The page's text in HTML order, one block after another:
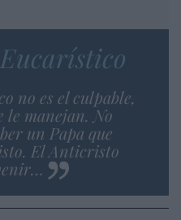
no es el culpable,
le manejan. No
un Papa que
El Anticristo